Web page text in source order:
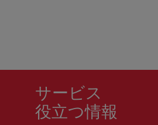
サービス
役立つ情報